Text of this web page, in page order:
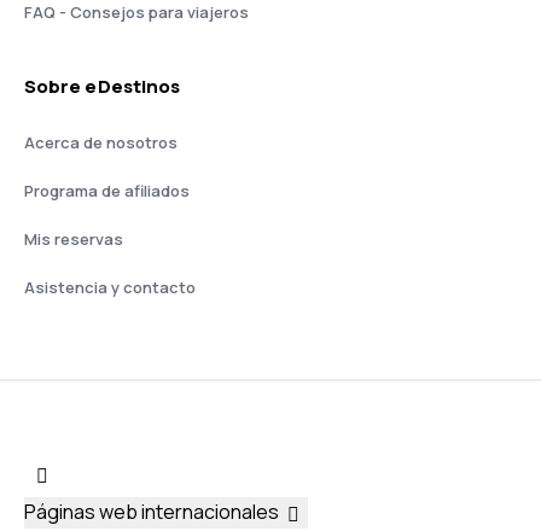
FAQ - Consejos para viajeros
Sobre eDestinos
Acerca de nosotros
Programa de afiliados
Mis reservas
Asistencia y contacto
Páginas web internacionales